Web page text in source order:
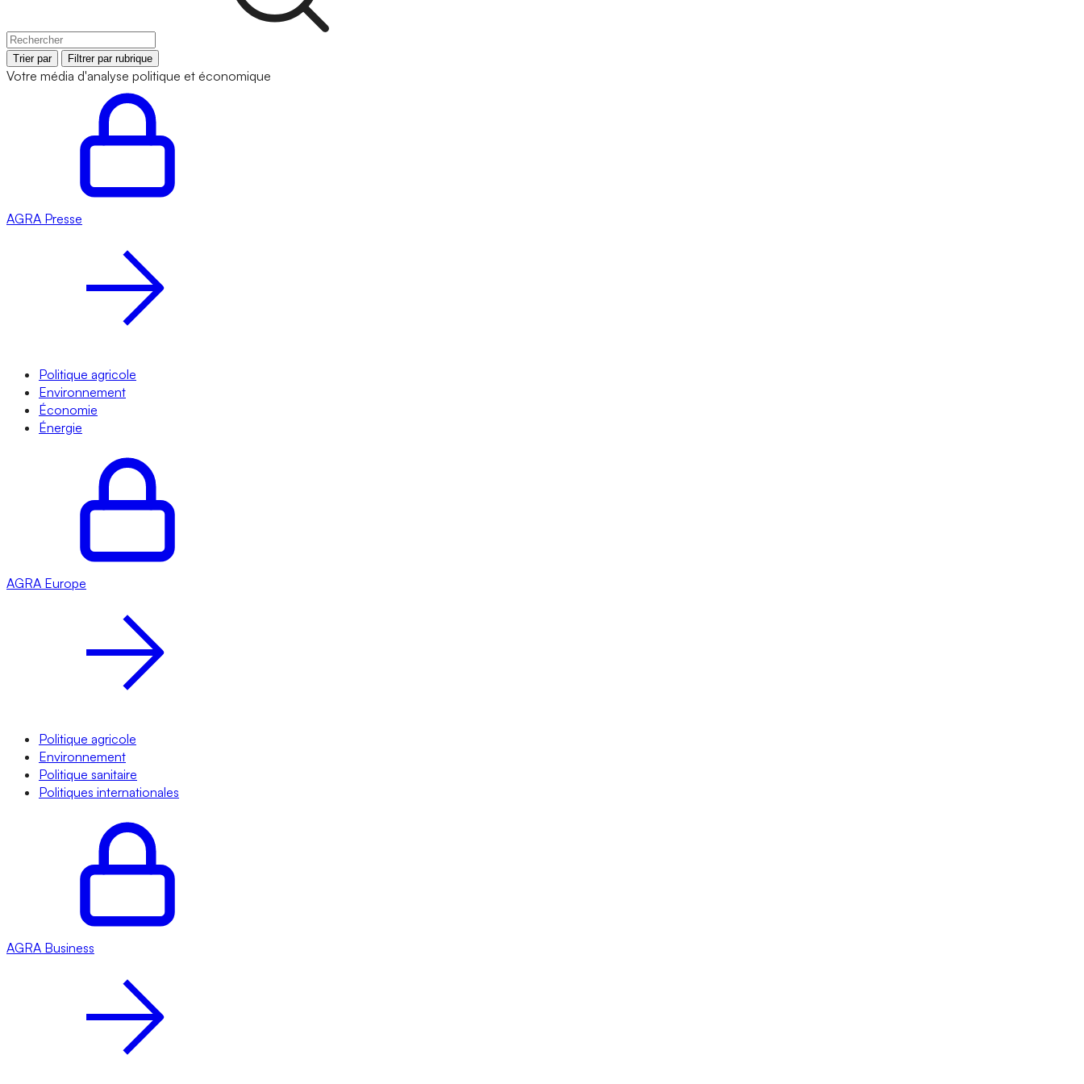
Trier par Filtrer par rubrique
Votre média d'analyse politique et économique
AGRA Presse
Politique agricole
Environnement
Économie
Énergie
AGRA Europe
Politique agricole
Environnement
Politique sanitaire
Politiques internationales
AGRA Business